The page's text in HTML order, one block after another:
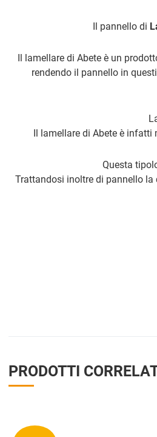
Il pannello di
Il lamellare di Abete è un
rendendo il pannello in
Il lamellare di Abete è infatti
Questa
Trattandosi inoltre di pannello
PRODOTTI